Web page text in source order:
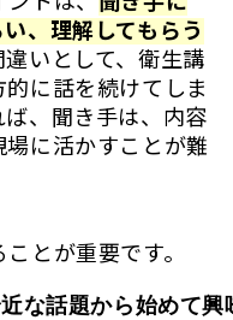
、理解してもらう
いとして、衛生講
に話を続けてしま
、聞き手は、内容
に活かすことが難
とが重要です。
な話題から始めて興